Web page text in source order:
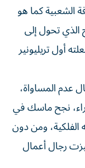
الشعبية كما هو
الذي تحول إلى
أول تريليونير
المساواة،
نجح ‌ماسك في
الفلكية، ومن دون
رجال أعمال